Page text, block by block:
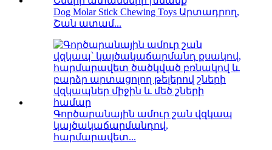
Dog Molar Stick Chewing Toys Արտադրող,
Շան ատամ...
Գործարանային ամուր շան վզկապ
կայծակաճարմանդով,
հարմարավետ...